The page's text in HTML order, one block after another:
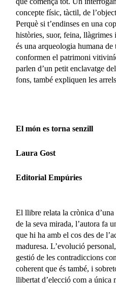
concepte físic, tàctil, de
Perquè si t’endinses en una
històries, suor, feina, llàgrimes
és una arqueologia humana de
conformen el patrimoni
parlen d’un petit enclavatge
fons, també expliquen les
El món es torna senzill
Laura Gost
Editorial Empúries
El llibre relata la crònica
de la seva mirada, l’autora fa
que hi ha amb el cos des de
maduresa. L’evolució
gestió de les contradiccions
coherent que és també, i
llibertat d’elecció com a única